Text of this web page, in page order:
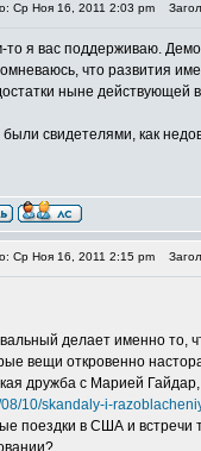
Ср Ноя 16, 2011 2:03 pm
то я вас поддерживаю.
что развития
ныне действующей
свидетелями, как
Ср Ноя 16, 2011 2:15 pm
делает именно то,
вещи откровенно
дружба с Марией
10/skandaly-i-
поездки в США и